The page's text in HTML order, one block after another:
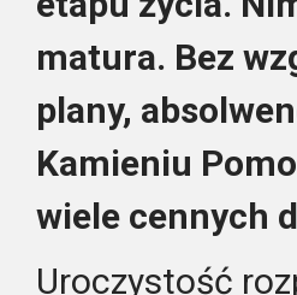
matura. Bez
plany,
Kamieniu
wiele cennych
Uroczystość